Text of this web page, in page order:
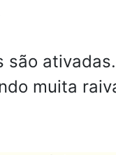
muita